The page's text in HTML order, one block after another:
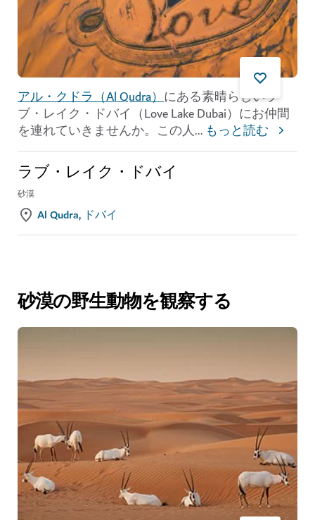
アル・クドラ（Al Qudra）にある素晴らしいラ
ブ・レイク・ドバイ（Love Lake Dubai）にお仲間
を連れていきませんか。この人... もっと読む
ラブ・レイク・ドバイ
砂漠
Al Qudra, ドバイ
砂漠の野生動物を観察する